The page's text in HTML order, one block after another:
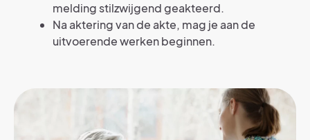
melding stilzwijgend geakteerd.
Na aktering van de akte, mag je aan de
uitvoerende werken beginnen.